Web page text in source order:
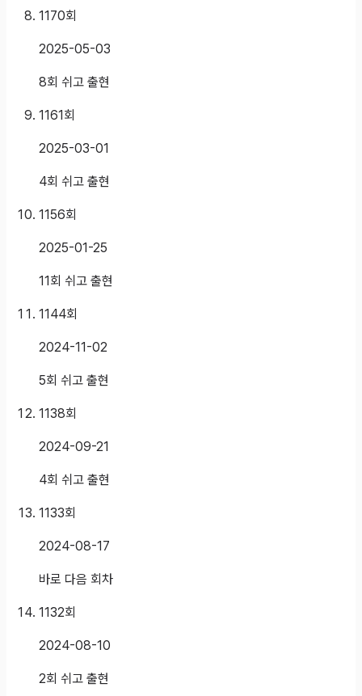
1170회
2025-05-03
8회 쉬고 출현
1161회
2025-03-01
4회 쉬고 출현
1156회
2025-01-25
11회 쉬고 출현
1144회
2024-11-02
5회 쉬고 출현
1138회
2024-09-21
4회 쉬고 출현
1133회
2024-08-17
바로 다음 회차
1132회
2024-08-10
2회 쉬고 출현